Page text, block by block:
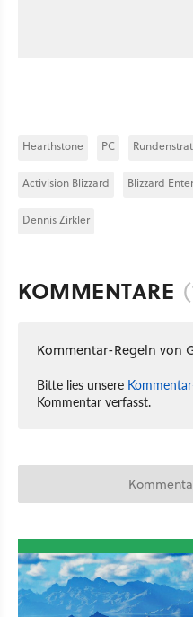
Hearthstone PC
Activision Blizzard Blizzard
Dennis Zirkler
KOMMENTARE
Kommentar-Regeln von
Bitte lies unsere
Kommentar verfasst.